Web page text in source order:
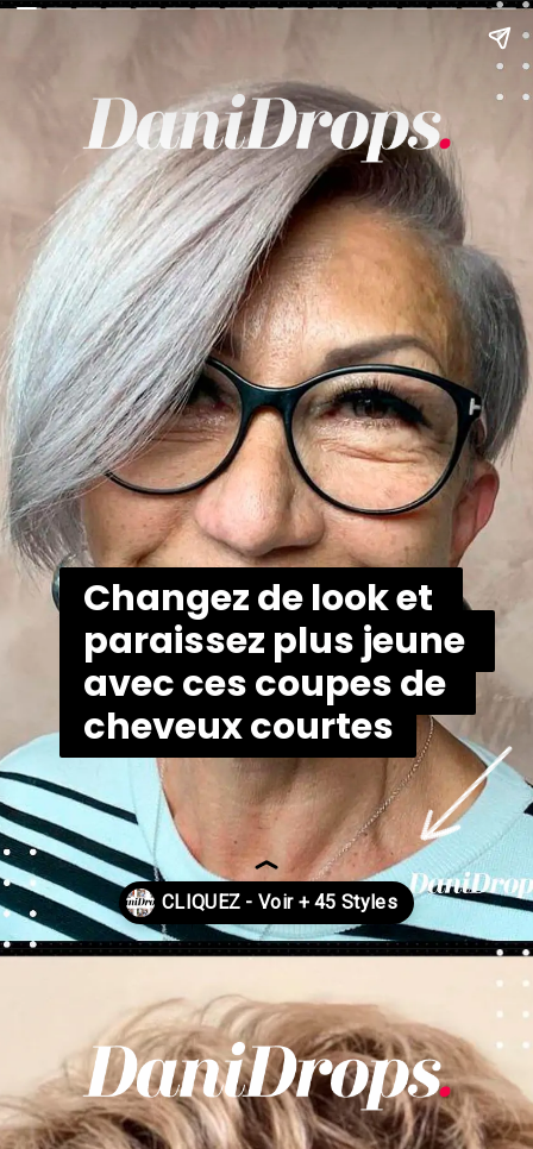
Changez de look et
paraissez plus jeune
avec ces coupes de
cheveux courtes
Changez de look et
paraissez plus jeune
avec ces coupes de
cheveux courtes
https://danidrops.com.br/fr/categorie/cheveu/